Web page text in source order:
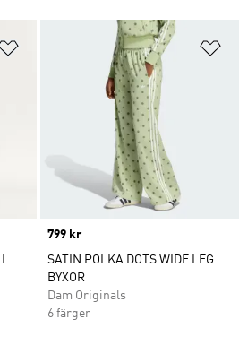
Lägg till på önskelistan
Price
799 kr
SATIN POLKA DOTS WIDE LEG
BYXOR
Dam Originals
6 färger